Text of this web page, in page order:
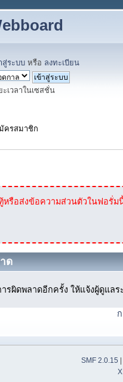
สู่ระบบ หรือ ลงทะเบียน
เวลาในเซสชั่น
ครสมาชิก
รือส่งข้อความส่วนตัวในฟอรั่ม
ด
รผิดพลาดอีกครั้ง ให้แจ้งผู้ดูแลร
SMF 2.0.15